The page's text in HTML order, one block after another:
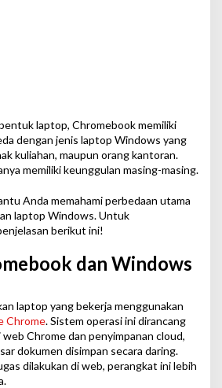
laptop, Chromebook memiliki
dengan jenis laptop Windows yang
kuliahan, maupun orang kantoran.
memiliki keunggulan masing-masing.
Anda memahami perbedaan utama
laptop Windows. Untuk
berikut ini!
dan Windows
laptop yang bekerja menggunakan
Chrome. Sistem operasi ini dirancang
Chrome dan penyimpanan cloud,
dokumen disimpan secara daring.
dilakukan di web, perangkat ini lebih